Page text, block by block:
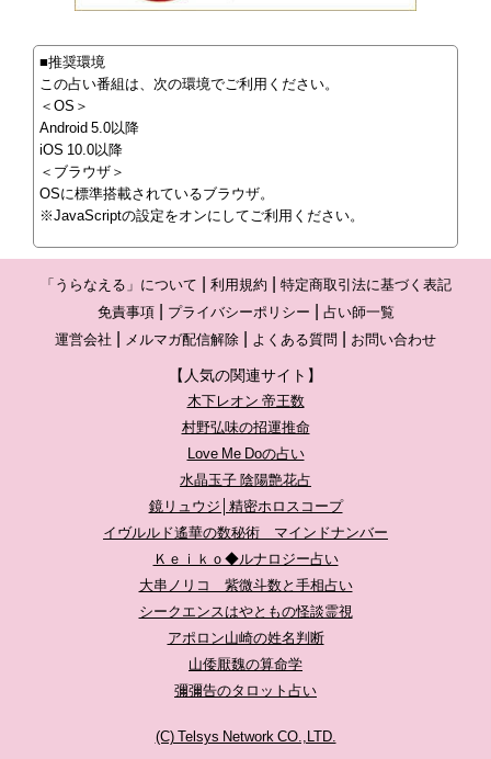
■推奨環境
この占い番組は、次の環境でご利用ください。
＜OS＞
Android 5.0以降
iOS 10.0以降
＜ブラウザ＞
OSに標準搭載されているブラウザ。
※JavaScriptの設定をオンにしてご利用ください。
「うらなえる」について 利用規約
特定商取引法に基づく表記
免責事項
プライバシーポリシー
占い師一覧
運営会社
メルマガ配信解除 よくある質問 お問い合わせ
【人気の関連サイト】
木下レオン 帝王数
村野弘味の招運推命
Love Me Doの占い
水晶玉子 陰陽艶花占
鏡リュウジ│精密ホロスコープ
イヴルルド遙華の数秘術 マインドナンバー
Ｋｅｉｋｏ◆ルナロジー占い
大串ノリコ 紫微斗数と手相占い
シークエンスはやともの怪談霊視
アポロン山崎の姓名判断
山倭厭魏の算命学
彌彌告のタロット占い
(C) Telsys Network CO.,LTD.